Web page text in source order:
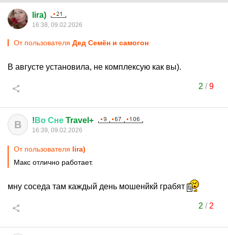
lira)
16:38, 09.02.2026
От пользователя Дед Семён и самогон
В августе установила, не комплексую как вы).
2 /9
В ! Во Сне Travel+
16:39, 09.02.2026
От пользователя lira)
Макс отлично работает.
мну соседа там каждый день мошенйкй грабят
2 / 2